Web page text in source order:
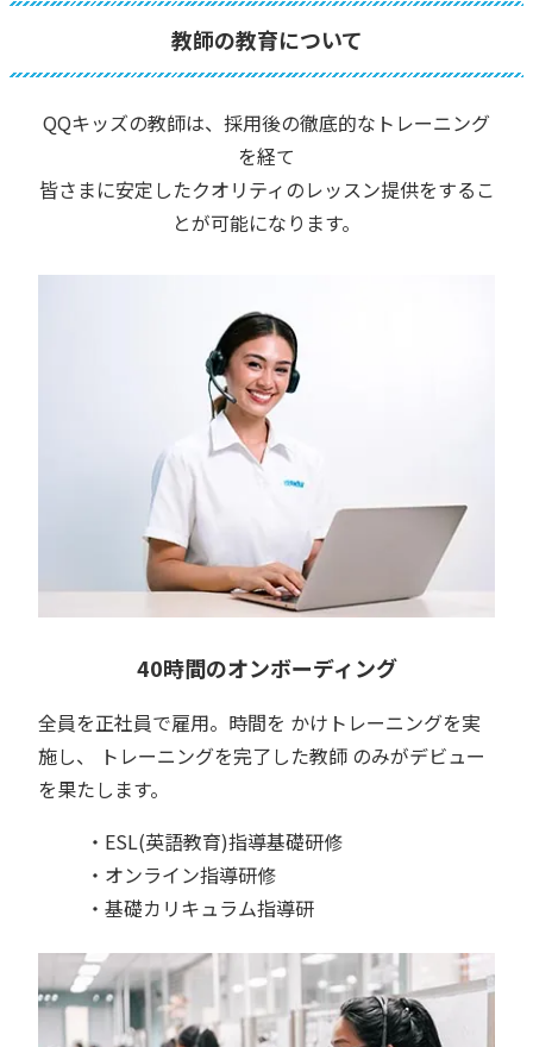
教師の教育について
QQキッズの教師は、採用後の徹底的なトレーニング
を経て
皆さまに安定したクオリティのレッスン提供をするこ
とが可能になります。
40時間のオンボーディング
全員を正社員で雇用。時間を かけトレーニングを実
施し、 トレーニングを完了した教師 のみがデビュー
を果たします。
・ESL(英語教育)指導基礎研修
・オンライン指導研修
・基礎カリキュラム指導研